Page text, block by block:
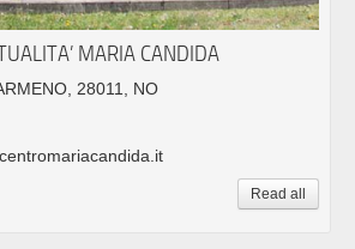
MARIA CANDIDA
28011, NO
Read all